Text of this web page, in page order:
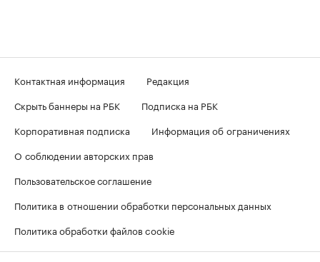
Контактная информация
Редакция
Скрыть баннеры на РБК
Подписка на РБК
Корпоративная подписка
Информация об ограничениях
О соблюдении авторских прав
Пользовательское соглашение
Политика в отношении обработки персональных данных
Политика обработки файлов cookie